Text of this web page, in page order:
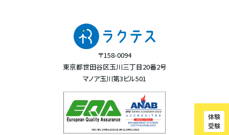
体験
受験
〒158-0094
東京都世田谷区玉川三丁目20番2号
マノア玉川第3ビル501